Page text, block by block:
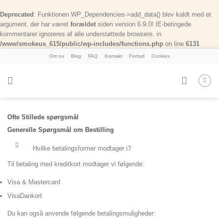
Deprecated : Funktionen WP_Dependencies->add_data() blev kaldt med et
argument, der har været forældet siden version 6.9.0! IE-betingede
kommentarer ignoreres af alle understøttede browsere. in
/www/smokeus_615/public/wp-includes/functions.php on line 6131
Om os Blog FAQ Kontakt Fortryd Cookies
Ofte Stillede spørgsmål
Generelle Spørgsmål om Bestilling
Hvilke betalingsformer modtager i?
Til betaling med kreditkort modtager vi følgende:
Visa & Mastercard
VisaDankort
Du kan også anvende følgende betalingsmuligheder: